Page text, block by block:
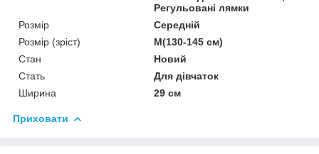
Регульовані лямки
Розмір
Середній
Розмір (зріст)
M(130-145 см)
Стан
Новий
Стать
Для дівчаток
Ширина
29 см
Приховати